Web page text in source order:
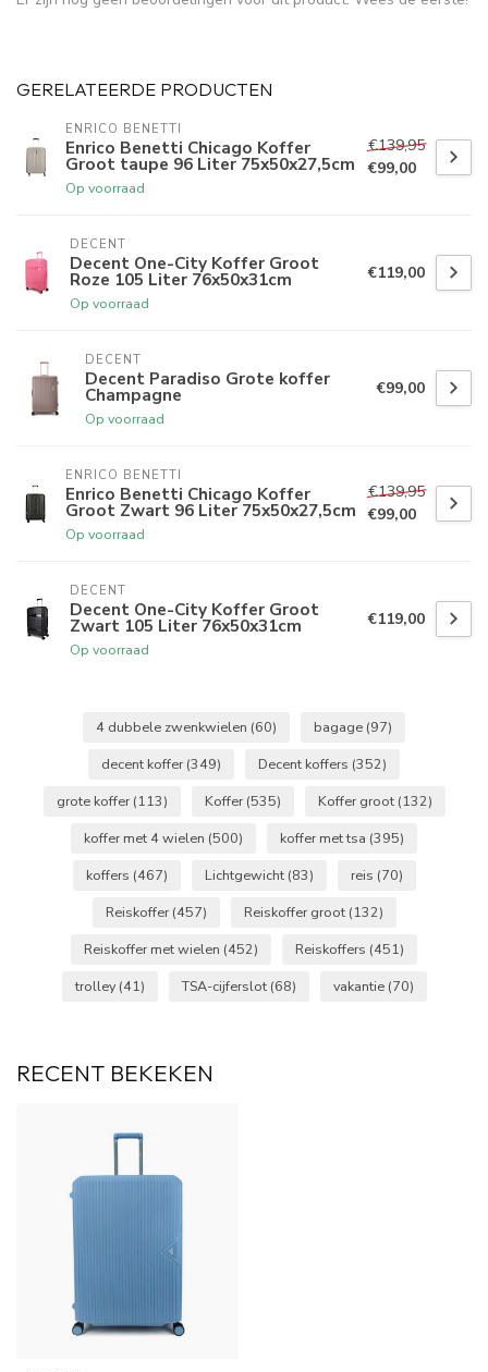
GERELATEERDE PRODUCTEN
ENRICO BENETTI
Enrico Benetti Chicago Koffer
Groot taupe 96 Liter 75x50x27,5cm
Op voorraad
€139,95
€99,00
DECENT
Decent One-City Koffer Groot
Roze 105 Liter 76x50x31cm
Op voorraad
€119,00
DECENT
Decent Paradiso Grote koffer
Champagne
Op voorraad
€99,00
ENRICO BENETTI
Enrico Benetti Chicago Koffer
Groot Zwart 96 Liter 75x50x27,5cm
Op voorraad
€139,95
€99,00
DECENT
Decent One-City Koffer Groot
Zwart 105 Liter 76x50x31cm
Op voorraad
€119,00
4 dubbele zwenkwielen (60) bagage (97)
decent koffer (349) Decent koffers (352)
grote koffer (113) Koffer (535) Koffer groot (132)
koffer met 4 wielen (500) koffer met tsa (395)
koffers (467) Lichtgewicht (83) reis (70)
Reiskoffer (457) Reiskoffer groot (132)
Reiskoffer met wielen (452) Reiskoffers (451)
trolley(41) TSA-cijferslot (68) vakantie (70)
RECENT BEKEKEN